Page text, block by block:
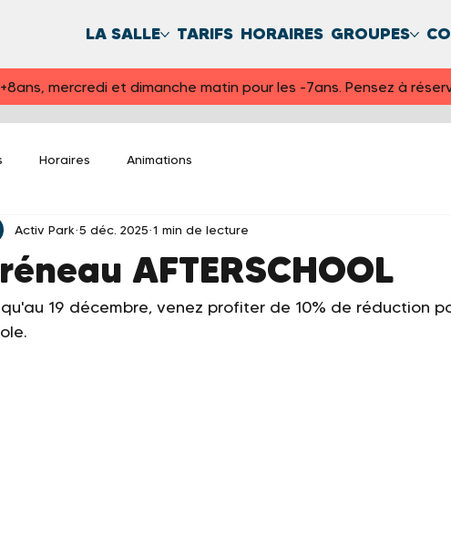
LA SALLE TARIFS HORAIRES GROUPES
Horaires Animations
AFTERSCHOOL
Activ Park 5 déc. 2025 1 min de lecture
19 décembre, venez profiter de 10% de réduction
mercredi et dimanche matin pour les -7ans. Pensez à